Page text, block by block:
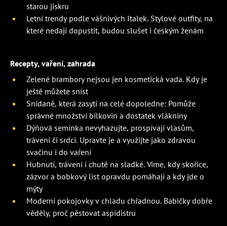
starou jiskru
Letní trendy podle vášnivých Italek. Stylové outfity, na
které nedají dopustit, budou slušet i českým ženám
Recepty, vaření, zahrada
Zelené brambory nejsou jen kosmetická vada. Kdy je
ještě můžete sníst
Snídaně, která zasytí na celé dopoledne: Pomůže
správné množství bílkovin a dostatek vlákniny
Dýňová semínka nevyhazujte, prospívají vlasům,
trávení či srdci. Upravte je a využijte jako zdravou
svačinu i do vaření
Hubnutí, trávení i chutě na sladké. Víme, kdy skořice,
zázvor a bobkový list opravdu pomáhají a kdy jde o
mýty
Moderní pokojovky v chladu chřadnou. Babičky dobře
věděly, proč pěstovat aspidistru